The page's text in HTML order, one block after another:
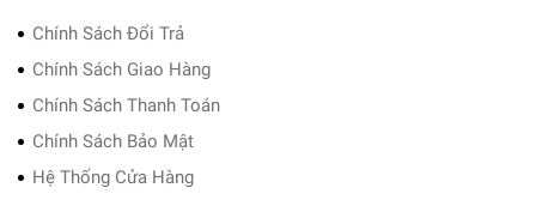
Chính Sách Đổi Trả
Chính Sách Giao Hàng
Chính Sách Thanh Toán
Chính Sách Bảo Mật
Hệ Thống Cửa Hàng